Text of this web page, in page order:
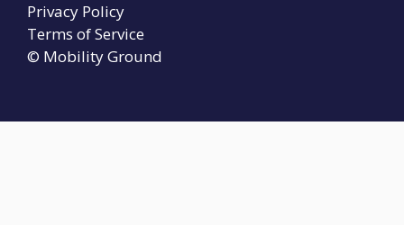
© Mobility Ground
Privacy Policy
Terms of Service